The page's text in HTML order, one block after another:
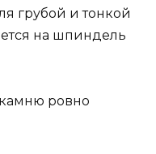
грубой и тонкой
на шпиндель
ровно